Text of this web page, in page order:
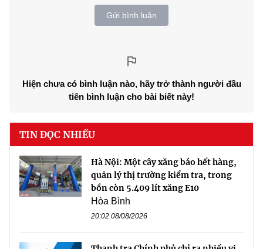
Gửi bình luận
Hiện chưa có bình luận nào, hãy trở thành người đầu
tiên bình luận cho bài biết này!
TIN ĐỌC NHIỀU
Hà Nội: Một cây xăng báo hết hàng,
quản lý thị trường kiểm tra, trong
bồn còn 5.409 lít xăng E10
Hòa Bình
20:02 08/08/2026